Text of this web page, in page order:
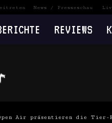
News / Presseschau
REVIEWS
Open Air präsentieren die Tier-